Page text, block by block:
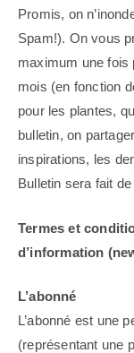
Promis, on
Spam!). On vous
maximum une fois
mois (en fonction
pour les plantes,
bulletin, on
inspirations, les
Bulletin sera fait
Termes et
d’information
L’abonné
L’abonné est une
(représentant une